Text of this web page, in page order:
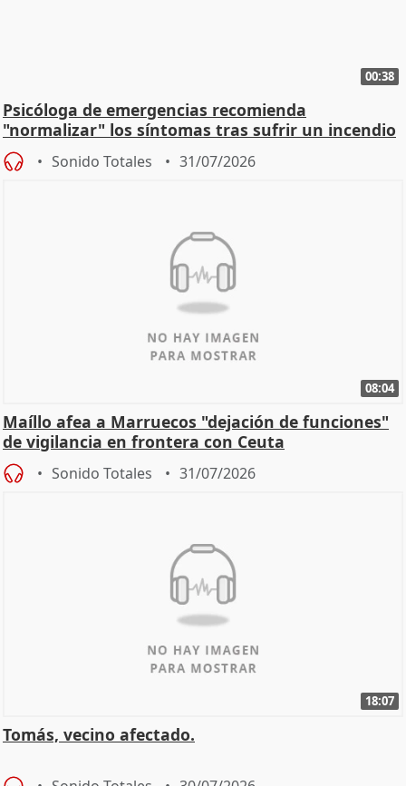
00:38
Psicóloga de emergencias recomienda
"normalizar" los síntomas tras sufrir un incendio
Sonido Totales 31/07/2026
08:04
Maíllo afea a Marruecos "dejación de funciones"
de vigilancia en frontera con Ceuta
Sonido Totales 31/07/2026
18:07
Tomás, vecino afectado.